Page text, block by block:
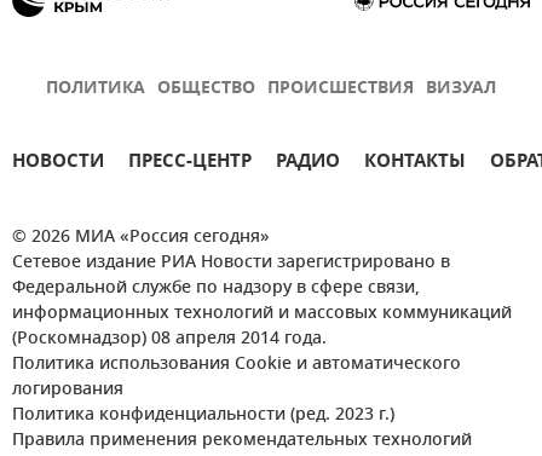
ПОЛИТИКА ОБЩЕСТВО ПРОИСШЕСТВИЯ ВИЗУАЛ
НОВОСТИ ПРЕСС-ЦЕНТР РАДИО КОНТАКТЫ
© 2026 МИА «Россия сегодня»
Сетевое издание РИА Новости зарегистрировано в
Федеральной службе по надзору в сфере связи,
информационных технологий и массовых коммуникаций
(Роскомнадзор) 08 апреля 2014 года.
Политика использования Cookie и автоматического
логирования
Политика конфиденциальности (ред. 2023 г.)
Правила применения рекомендательных технологий